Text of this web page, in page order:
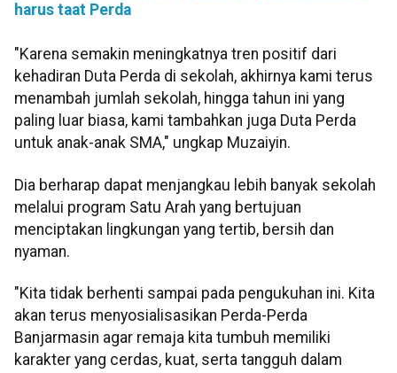
harus taat Perda
"Karena semakin meningkatnya tren positif dari
kehadiran Duta Perda di sekolah, akhirnya kami terus
menambah jumlah sekolah, hingga tahun ini yang
paling luar biasa, kami tambahkan juga Duta Perda
untuk anak-anak SMA," ungkap Muzaiyin.
Dia berharap dapat menjangkau lebih banyak sekolah
melalui program Satu Arah yang bertujuan
menciptakan lingkungan yang tertib, bersih dan
nyaman.
"Kita tidak berhenti sampai pada pengukuhan ini. Kita
akan terus menyosialisasikan Perda-Perda
Banjarmasin agar remaja kita tumbuh memiliki
karakter yang cerdas, kuat, serta tangguh dalam